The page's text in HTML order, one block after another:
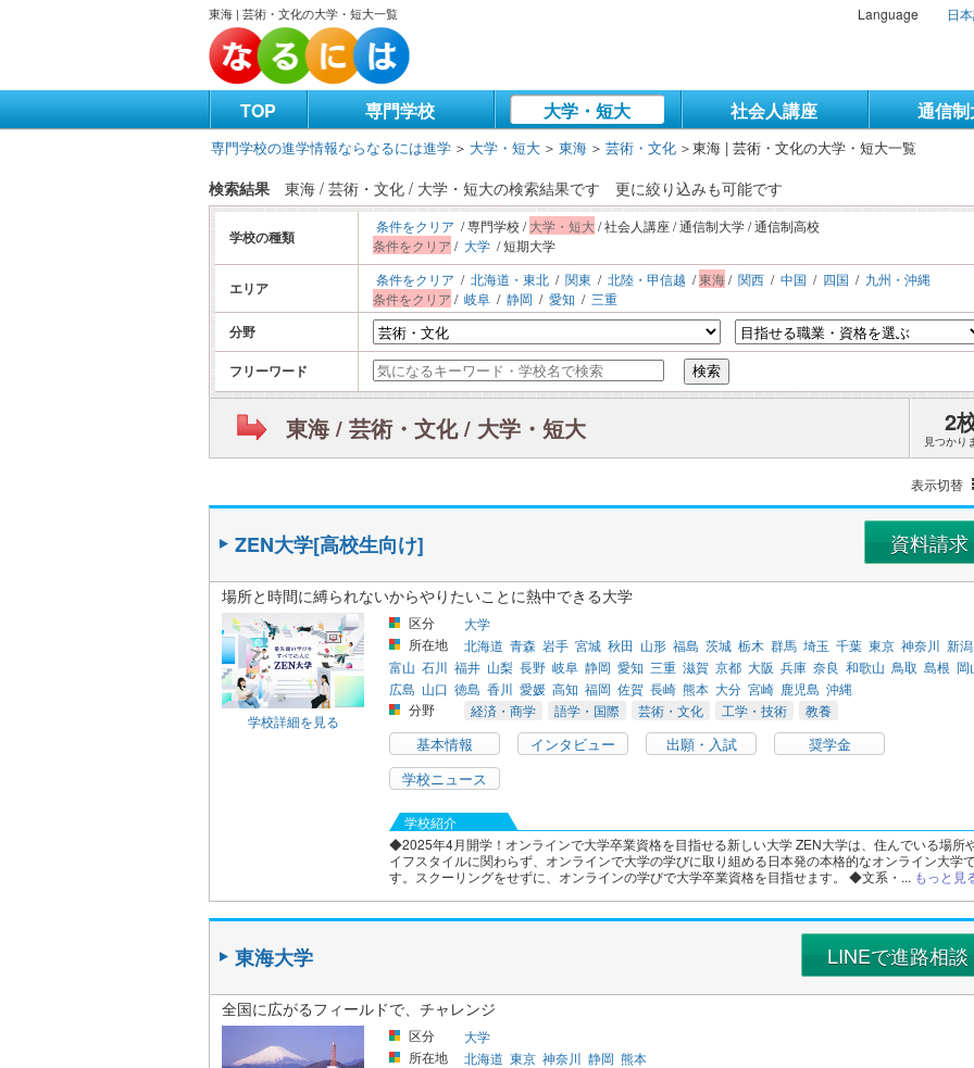
東海 | 芸術・文化の大学・短大一覧 Language 日
TOP 専門学校 大学・短大 社会人講座 通信
専門学校の進学情報ならなるには進学 ＞ 大学・短大 ＞ 東海 ＞ 芸術・文化 ＞東海 | 芸術・文化の大学・短大一覧
検索結果 東海 / 芸術・文化 / 大学・短大の検索結果です 更に絞り込みも可能です
学校の種類
条件をクリア / 専門学校 /大学・短大/ 社会人講座 / 通信制大学 / 通信制高校
条件をクリア / 大学 / 短期大学
エリア 条件をクリア / 北海道・東北 / 関東 / 北陸・甲信越 /東海/ 関西 / 中国 / 四国 / 九州・沖縄
条件をクリア / 岐阜 / 静岡 / 愛知 / 三重
分野
フリーワード
検索
東海 / 芸術・文化 / 大学・短大 2
見つかり
表示切替
ZEN大学[高校生向け] 資料請求
場所と時間に縛られないからやりたいことに熱中できる大学
学校詳細を見る
区分
大学
所在地
北海道 青森 岩手 宮城 秋田 山形 福島 茨城 栃木 群馬 埼玉 千葉 東京 神奈川 新潟
富山 石川 福井 山梨 長野 岐阜 静岡 愛知 三重 滋賀 京都 大阪 兵庫 奈良 和歌山 鳥取 島根 岡
広島 山口 徳島 香川 愛媛 高知 福岡 佐賀 長崎 熊本 大分 宮崎 鹿児島 沖縄
分野
経済・商学 語学・国際 芸術・文化 工学・技術 教養
基本情報 インタビュー 出願・入試
奨学金
学校ニュース
学校紹介
◆2025年4月開学！オンラインで大学卒業資格を目指せる新しい大学 ZEN大学は、住んでいる場所
イフスタイルに関わらず、オンラインで大学の学びに取り組める日本発の本格的なオンライン大学
す。スクーリングをせずに、オンラインの学びで大学卒業資格を目指せます。 ◆文系・... もっと見
東海大学 LINEで進路相談
全国に広がるフィールドで、チャレンジ
区分
大学
所在地
北海道 東京 神奈川 静岡 熊本